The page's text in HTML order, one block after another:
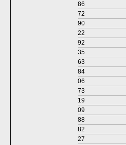
86
72
90
22
92
35
63
84
06
73
19
09
88
82
27